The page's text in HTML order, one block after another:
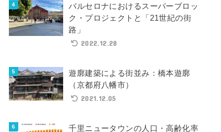
バルセロナにおけるスーパーブロッ
ク・プロジェクトと「21世紀の街
路」
2022.12.28
遊廓建築による街並み：橋本遊廓
（京都府八幡市）
2021.12.05
千里ニュータウンの人口・高齢化率